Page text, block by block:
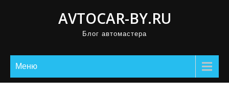
AVTOCAR-BY.RU
Блог автомастера
Меню